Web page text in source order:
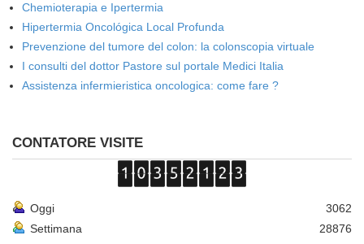
Chemioterapia e Ipertermia
Hipertermia Oncológica Local Profunda
Prevenzione del tumore del colon: la colonscopia virtuale
I consulti del dottor Pastore sul portale Medici Italia
Assistenza infermieristica oncologica: come fare ?
CONTATORE VISITE
Oggi
3062
Settimana
28876